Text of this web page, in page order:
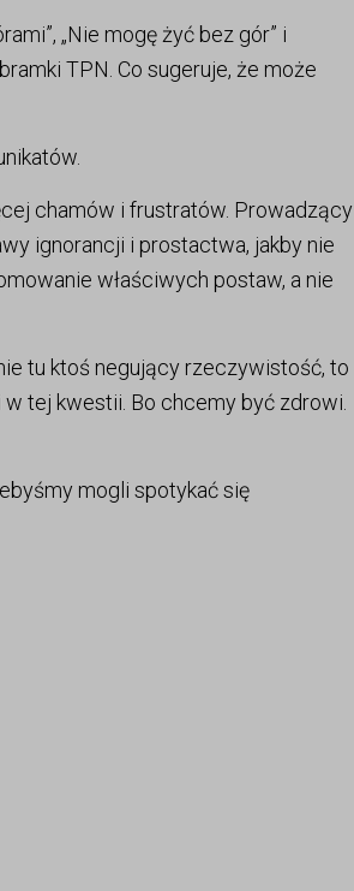
„Nie mogę żyć bez gór” i
TPN. Co sugeruje, że może
chamów i frustratów. Prowadzący
ignorancji i prostactwa, jakby nie
właściwych postaw, a nie
tu ktoś negujący rzeczywistość, to
tej kwestii. Bo chcemy być zdrowi.
mogli spotykać się